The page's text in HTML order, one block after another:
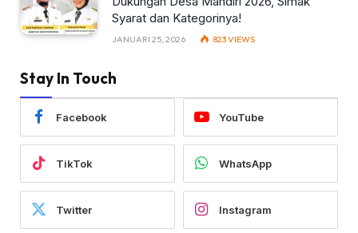
Syarat dan Kategorinya!
JANUARI 25, 2026 823VIEWS
Stay In Touch
Facebook YouTube
TikTok WhatsApp
Twitter Instagram